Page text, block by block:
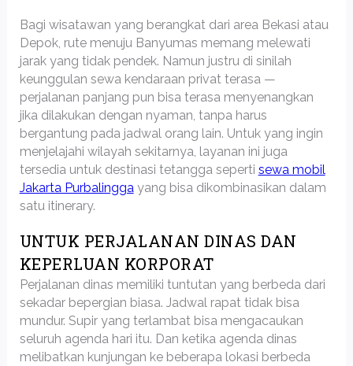
Bagi wisatawan yang berangkat dari area Bekasi atau
Depok, rute menuju Banyumas memang melewati
jarak yang tidak pendek. Namun justru di sinilah
keunggulan sewa kendaraan privat terasa —
perjalanan panjang pun bisa terasa menyenangkan
jika dilakukan dengan nyaman, tanpa harus
bergantung pada jadwal orang lain. Untuk yang ingin
menjelajahi wilayah sekitarnya, layanan ini juga
tersedia untuk destinasi tetangga seperti sewa mobil
Jakarta Purbalinggayang bisa dikombinasikan dalam
satu itinerary.
UNTUK PERJALANAN DINAS DAN
KEPERLUAN KORPORAT
Perjalanan dinas memiliki tuntutan yang berbeda dari
sekadar bepergian biasa. Jadwal rapat tidak bisa
mundur. Supir yang terlambat bisa mengacaukan
seluruh agenda hari itu. Dan ketika agenda dinas
melibatkan kunjungan ke beberapa lokasi berbeda